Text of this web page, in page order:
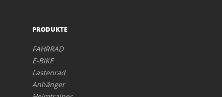
PRODUKTE
FAHRRAD
E-BIKE
Lastenrad
Anhänger